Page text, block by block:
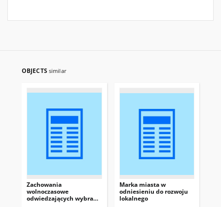
OBJECTS similar
Zachowania
wolnoczasowe
odwiedzających wybrane
Marka miasta w
odniesieniu do rozwoju
lokalnego